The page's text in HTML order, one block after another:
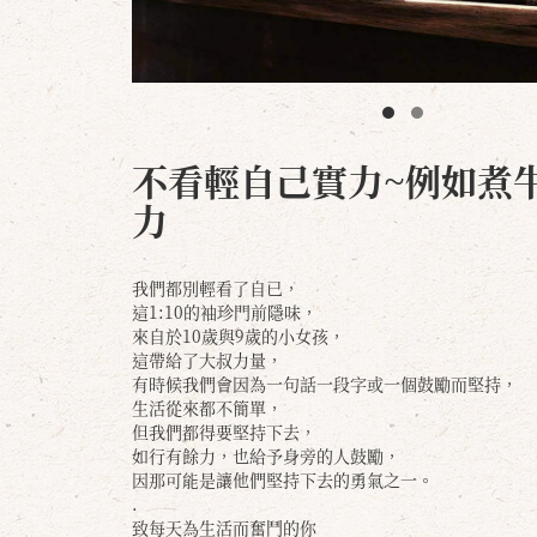
不看輕自己實力~例如煮
力
我們都別輕看了自已，
這1:10的袖珍門前隱味，
來自於10歲與9歲的小女孩，
這帶給了大叔力量，
有時候我們會因為一句話一段字或一個鼓勵而堅持，
生活從來都不簡單，
但我們都得要堅持下去，
如行有餘力，也給予身旁的人鼓勵，
因那可能是讓他們堅持下去的勇氣之一。
.
致每天為生活而奮鬥的你